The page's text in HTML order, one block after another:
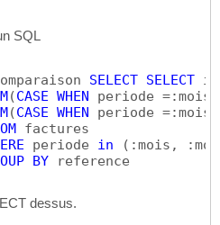
SQL
SELECT SELECT
(CASE WHEN periode =:mois
(CASE WHEN
periode
factures
periode in ( :mois,
BY reference
dessus.